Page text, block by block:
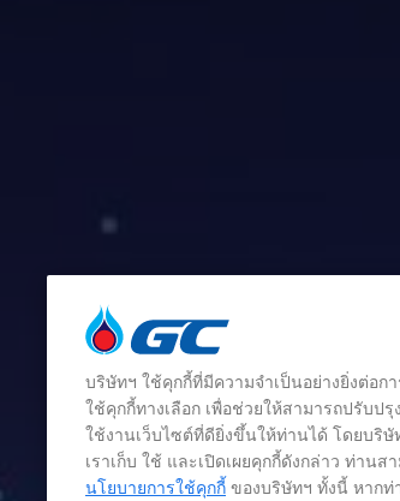
บริษัทฯ ใช้คุกกี้ที่มีความจำเป็นอย่างยิ่งต่อก
ใช้คุกกี้ทางเลือก เพื่อช่วยให้สามารถปรับป
ใช้งานเว็บไซต์ที่ดียิ่งขึ้นให้ท่านได้ โดยบริ
เราเก็บ ใช้ และเปิดเผยคุกกี้ดังกล่าว ท่าน
นโยบายการใช้คุกกี้ ของบริษัทฯ ทั้งนี้ หาก